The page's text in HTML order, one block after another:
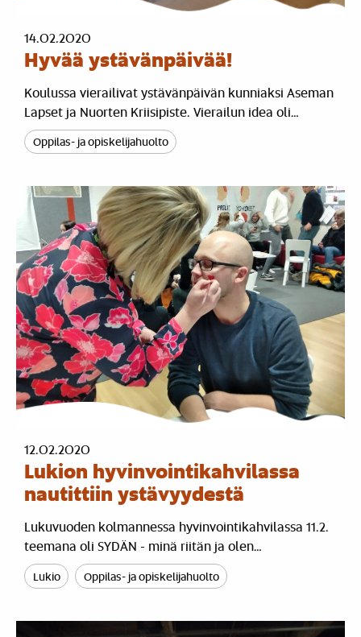
14.02.2020
Hyvää ystävänpäivää!
Koulussa vierailivat ystävänpäivän kunniaksi Aseman
Lapset ja Nuorten Kriisipiste. Vierailun idea oli…
Oppilas- ja opiskelijahuolto
12.02.2020
Lukion hyvinvointikahvilassa
nautittiin ystävyydestä
Lukuvuoden kolmannessa hyvinvointikahvilassa 11.2.
teemana oli SYDÄN - minä riitän ja olen…
Lukio Oppilas- ja opiskelijahuolto